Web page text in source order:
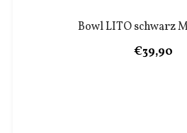
Bowl LITO schwarz
€39,90